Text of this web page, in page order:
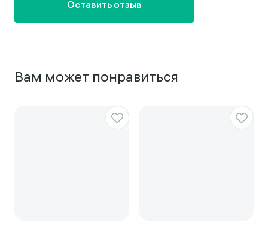
Оставить отзыв
Вам может понравиться